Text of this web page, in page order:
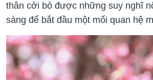
thân cởi bỏ được những suy nghĩ
sàng để bắt đầu một mối quan hệ